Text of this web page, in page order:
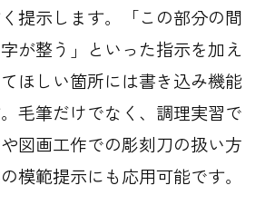
提示します。「この部分の間
が整う」といった指示を加え
ほしい箇所には書き込み機能
毛筆だけでなく、調理実習で
図画工作での彫刻刀の扱い方
模範提示にも応用可能です。